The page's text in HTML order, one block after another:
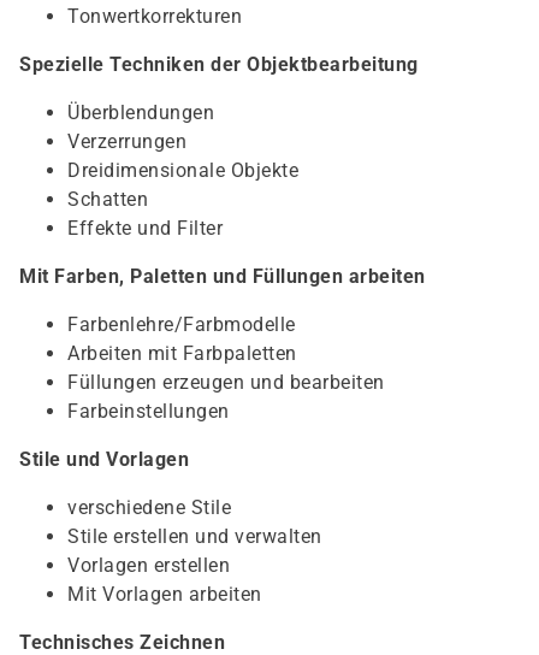
Tonwertkorrekturen
Spezielle Techniken der Objektbearbeitung
Überblendungen
Verzerrungen
Dreidimensionale Objekte
Schatten
Effekte und Filter
Mit Farben, Paletten und Füllungen arbeiten
Farbenlehre/Farbmodelle
Arbeiten mit Farbpaletten
Füllungen erzeugen und bearbeiten
Farbeinstellungen
Stile und Vorlagen
verschiedene Stile
Stile erstellen und verwalten
Vorlagen erstellen
Mit Vorlagen arbeiten
Technisches Zeichnen